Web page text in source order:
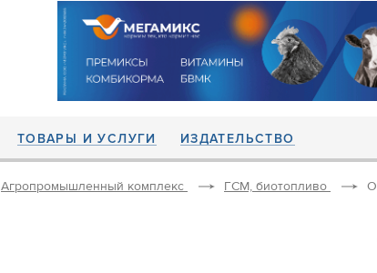
ТОВАРЫ И УСЛУГИ ИЗДАТЕЛЬСТВО
Агропромышленный комплекс ГСМ, биотопливо